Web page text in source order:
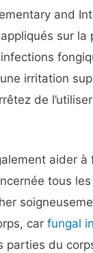
and
sur
irritation
de
aider à
tous
carfungal
parties du